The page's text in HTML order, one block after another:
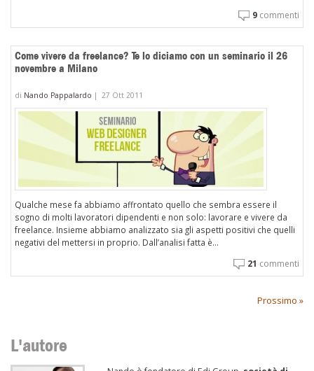
9 commenti
Come vivere da freelance? Te lo diciamo con un seminario il 26
novembre a Milano
di Nando Pappalardo | 27 Ott 2011
Qualche mese fa abbiamo affrontato quello che sembra essere il
sogno di molti lavoratori dipendenti e non solo: lavorare e vivere da
freelance. Insieme abbiamo analizzato sia gli aspetti positivi che quelli
negativi del mettersi in proprio. Dall’analisi fatta è...
21 commenti
Prossimo »
L'autore